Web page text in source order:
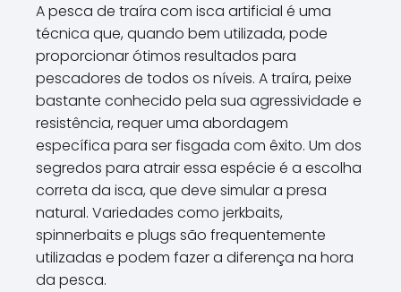
A pesca de traíra com isca artificial é uma
técnica que, quando bem utilizada, pode
proporcionar ótimos resultados para
pescadores de todos os níveis. A traíra, peixe
bastante conhecido pela sua agressividade e
resistência, requer uma abordagem
específica para ser fisgada com êxito. Um dos
segredos para atrair essa espécie é a escolha
correta da isca, que deve simular a presa
natural. Variedades como jerkbaits,
spinnerbaits e plugs são frequentemente
utilizadas e podem fazer a diferença na hora
da pesca.